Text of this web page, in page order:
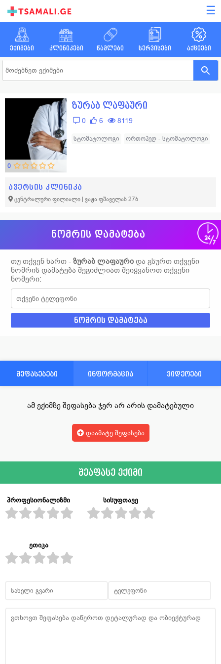
☰
ექიმები კლინიკები წამლები სერვისები აქციები
0
ზურაბ ლაფაური
0 6 8119
სტომატოლოგი ორთოპედ - სტომატოლოგი
ავერსის კლინიკა
ცენტრალური ფილიალი | ვაჟა ფშაველას 27ბ
ნომრის დამატება
თუ თქვენ ხართ -ზურაბ ლაფაურიდა გსურთ თქვენი
ნომრის დამატება შეგიძლიათ შეიყვანოთ თქვენი
ნომერი:
შეფასებები ინფორმაცია ვიდეოები
ამ ექიმზე შეფასება ჯერ არ არის დამატებული
დაამატე შეფასება
შეაფასე ექიმი
პროფესიონალიზმი სისუფთავე
ეთიკა